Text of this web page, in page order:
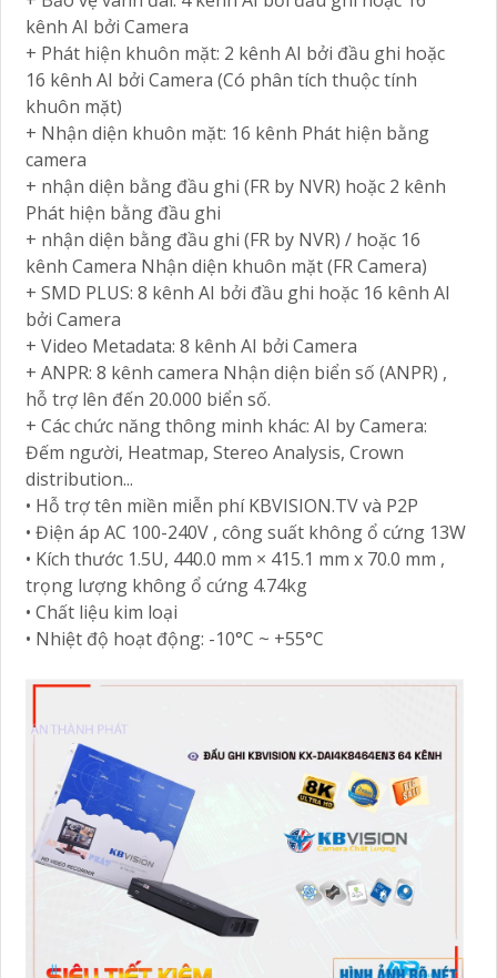
kênh AI bởi Camera
+ Phát hiện khuôn mặt: 2 kênh AI bởi đầu ghi hoặc
16 kênh AI bởi Camera (Có phân tích thuộc tính
khuôn mặt)
+ Nhận diện khuôn mặt: 16 kênh Phát hiện bằng
camera
+ nhận diện bằng đầu ghi (FR by NVR) hoặc 2 kênh
Phát hiện bằng đầu ghi
+ nhận diện bằng đầu ghi (FR by NVR) / hoặc 16
kênh Camera Nhận diện khuôn mặt (FR Camera)
+ SMD PLUS: 8 kênh AI bởi đầu ghi hoặc 16 kênh AI
bởi Camera
+ Video Metadata: 8 kênh AI bởi Camera
+ ANPR: 8 kênh camera Nhận diện biển số (ANPR) ,
hỗ trợ lên đến 20.000 biển số.
+ Các chức năng thông minh khác: AI by Camera:
Đếm người, Heatmap, Stereo Analysis, Crown
distribution...
• Hỗ trợ tên miền miễn phí KBVISION.TV và P2P
• Điện áp AC 100-240V , công suất không ổ cứng 13W
• Kích thước 1.5U, 440.0 mm × 415.1 mm x 70.0 mm ,
trọng lượng không ổ cứng 4.74kg
• Chất liệu kim loại
• Nhiệt độ hoạt động: -10°C ~ +55°C